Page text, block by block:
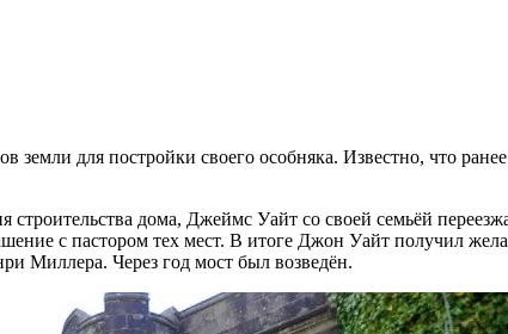
для постройки своего особняка. Известно, что
строительства дома, Джеймс Уайт со своей семьёй
с пастором тех мест. В итоге Джон Уайт получил
Миллера. Через год мост был возведён.